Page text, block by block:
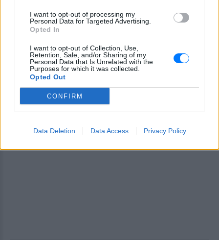
I want to opt-out of processing my
Personal Data for Targeted Advertising.
Opted In
I want to opt-out of Collection, Use,
Retention, Sale, and/or Sharing of my
Personal Data that Is Unrelated with the
Purposes for which it was collected.
Opted Out
CONFIRM
Data Deletion Data Access Privacy Policy
ΔΙΑΦΗΜΙΣΗ